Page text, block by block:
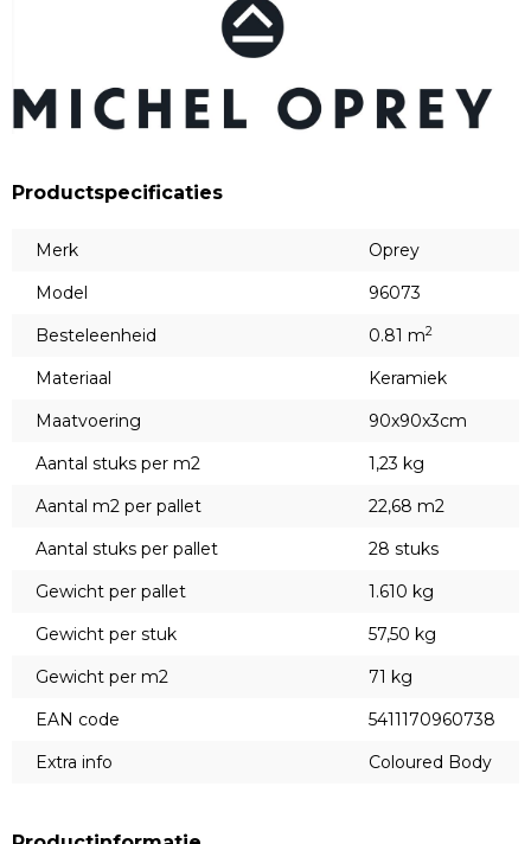
Productspecificaties
Merk
Oprey
Model
96073
Besteleenheid
0.81 m2
Materiaal
Keramiek
Maatvoering
90x90x3cm
Aantal stuks per m2
1,23 kg
Aantal m2 per pallet
22,68 m2
Aantal stuks per pallet
28 stuks
Gewicht per pallet
1.610 kg
Gewicht per stuk
57,50 kg
Gewicht per m2
71 kg
EAN code
5411170960738
Extra info
Coloured Body